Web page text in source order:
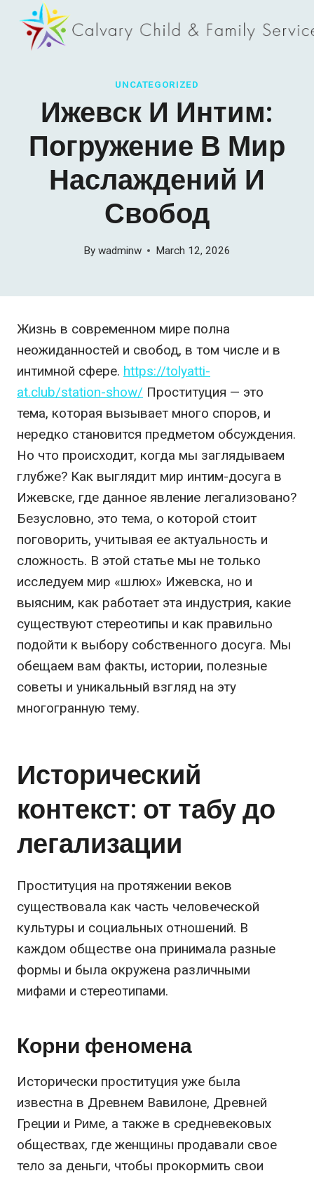
content
UNCATEGORIZED
Ижевск И Интим:
Погружение В Мир
Наслаждений И
Свобод
By wadminw March 12, 2026
Жизнь в современном мире полна
неожиданностей и свобод, в том числе и в
интимной сфере. https://tolyatti-
at.club/station-show/ Проституция — это
тема, которая вызывает много споров, и
нередко становится предметом обсуждения.
Но что происходит, когда мы заглядываем
глубже? Как выглядит мир интим-досуга в
Ижевске, где данное явление легализовано?
Безусловно, это тема, о которой стоит
поговорить, учитывая ее актуальность и
сложность. В этой статье мы не только
исследуем мир «шлюх» Ижевска, но и
выясним, как работает эта индустрия, какие
существуют стереотипы и как правильно
подойти к выбору собственного досуга. Мы
обещаем вам факты, истории, полезные
советы и уникальный взгляд на эту
многогранную тему.
Исторический
контекст: от табу до
легализации
Проституция на протяжении веков
существовала как часть человеческой
культуры и социальных отношений. В
каждом обществе она принимала разные
формы и была окружена различными
мифами и стереотипами.
Корни феномена
Исторически проституция уже была
известна в Древнем Вавилоне, Древней
Греции и Риме, а также в средневековых
обществах, где женщины продавали свое
тело за деньги, чтобы прокормить свои